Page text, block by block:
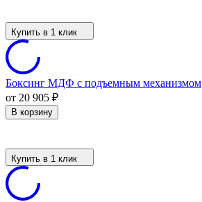
Купить в 1 клик
Боксинг МДФ с подъемным механизмом
от 20 905 ₽
В корзину
Купить в 1 клик